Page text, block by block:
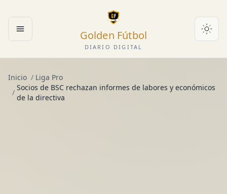
Abrir menú Golden Fútbol
DIARIO DIGITAL
Inicio / Liga Pro
/
Socios de BSC rechazan informes de labores y económicos
de la directiva